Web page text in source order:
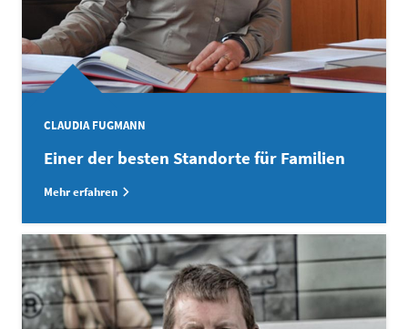
CLAUDIA FUGMANN
Einer der besten Standorte für Familien
Mehr erfahren